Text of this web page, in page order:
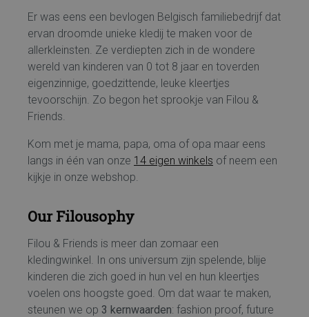
Er was eens een bevlogen Belgisch familiebedrijf dat
ervan droomde unieke kledij te maken voor de
allerkleinsten. Ze verdiepten zich in de wondere
wereld van kinderen van 0 tot 8 jaar en toverden
eigenzinnige, goedzittende, leuke kleertjes
tevoorschijn. Zo begon het sprookje van Filou &
Friends.
Kom met je mama, papa, oma of opa maar eens
langs in één van onze 14 eigen winkels of neem een
kijkje in onze webshop.
Our Filousophy
Filou & Friends is meer dan zomaar een
kledingwinkel. In ons universum zijn spelende, blije
kinderen die zich goed in hun vel en hun kleertjes
voelen ons hoogste goed. Om dat waar te maken,
steunen we op 3 kernwaarden: fashion proof, future